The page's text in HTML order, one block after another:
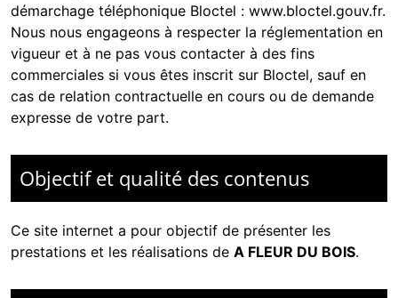
démarchage téléphonique Bloctel : www.bloctel.gouv.fr.
Nous nous engageons à respecter la réglementation en
vigueur et à ne pas vous contacter à des fins
commerciales si vous êtes inscrit sur Bloctel, sauf en
cas de relation contractuelle en cours ou de demande
expresse de votre part.
Objectif et qualité des contenus
Ce site internet a pour objectif de présenter les
prestations et les réalisations de A FLEUR DU BOIS.